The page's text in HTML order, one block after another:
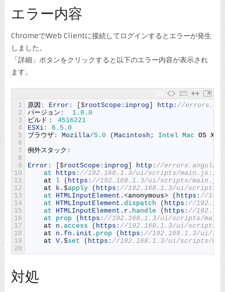
エラー内容
ChromeでWeb Clientに接続してログインするとエラーが発生
しました。
「詳細」ボタンをクリックすると以下のエラー内容が表示され
ます。
1
2
3
4
5
6
7
8
9
10
11
12
13
14
15
16
17
18
19
20
原因 : Error : [$rootScope : inprog] http : //
バージョン :
1.8.0
ビルド：
4516221
ESXi:
6.5.0
ブラウザ: Mozilla/5.0 (Macintosh ; Intel Mac OS X
例外スタック :
Error : [$rootScope : inprog] http : //
at
https : //192.168.1.3/ui/scripts/
at
l ( https : //192.168.1.3/ui/scripts/
at
k . $apply ( https : //192.168.1.3/ui/scripts/
at HTMLInputElement . <anonymous> ( https : //
at HTMLInputElement . dispatch ( https : //
at HTMLInputElement . r . handle ( https : //
at prop ( https : //192.168.1.3/ui/scripts/
at
n . access ( https : //192.168.1.3/ui/scripts/
at
n . fn . init . prop ( https : //192.168.1.3/ui/
at V. $set ( https : //192.168.1.3/ui/scripts/
対処